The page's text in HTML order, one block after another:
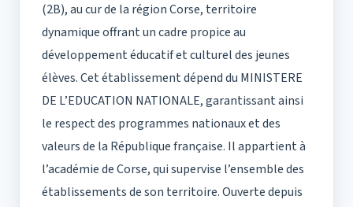
(2B), au cur de la région Corse, territoire
dynamique offrant un cadre propice au
développement éducatif et culturel des jeunes
élèves. Cet établissement dépend du MINISTERE
DE L’EDUCATION NATIONALE, garantissant ainsi
le respect des programmes nationaux et des
valeurs de la République française. Il appartient à
l’académie de Corse, qui supervise l’ensemble des
établissements de son territoire. Ouverte depuis